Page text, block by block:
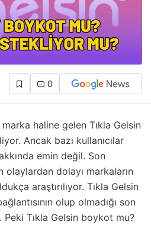
0
haline gelen Tıkla Gelsin
Ancak bazı kullanıcılar
emin değil. Son
olaylardan dolayı markaların
araştırılıyor. Tıkla Gelsin
olup olmadığı son
Tıkla Gelsin boykot mu?